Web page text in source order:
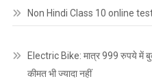
Non Hindi Class 10 online
Electric Bike: मात्र 999 रुपये में
कीमत भी ज्यादा नहीं